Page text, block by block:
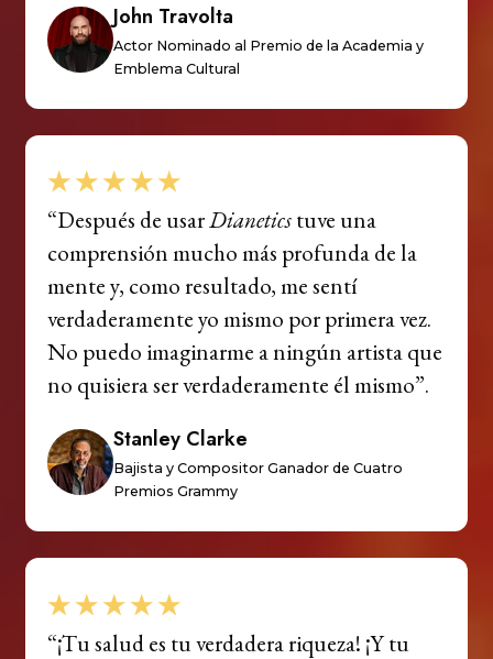
John Travolta
Actor Nominado al Premio de la Academia y
Emblema Cultural
“Después de usarDianeticstuve una
comprensión mucho más profunda de la
mente y, como resultado, me sentí
verdaderamente yo mismo por primera vez.
No puedo imaginarme a ningún artista que
no quisiera ser verdaderamente él mismo”.
Stanley Clarke
Bajista y Compositor Ganador de Cuatro
Premios Grammy
“¡Tu salud es tu verdadera riqueza! ¡Y tu